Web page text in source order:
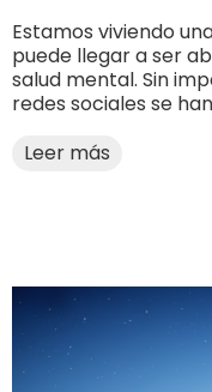
Estamos viviendo
puede llegar a ser
salud mental. Sin
redes sociales se
Leer más